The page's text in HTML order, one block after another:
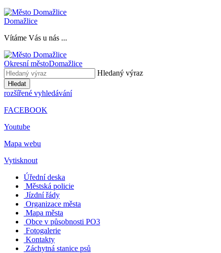
Domažlice
Vítáme Vás u nás ...
Okresní městoDomažlice
Hledaný výraz
Hledat
rozšířené vyhledávání
FACEBOOK
Youtube
Mapa webu
Vytisknout
Úřední deska
Městská policie
Jízdní řády
Organizace města
Mapa města
Obce v působnosti PO3
Fotogalerie
Kontakty
Záchytná stanice psů